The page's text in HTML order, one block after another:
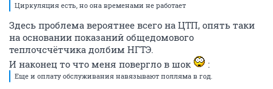
Циркуляция есть, но она временами не работает
Здесь проблема вероятнее всего на ЦТП, опять таки
на основании показаний общедомового
теплочсчётчика долбим НГТЭ.
И наконец то что меня повергло в шок
:
Еще и оплату обслуживания навязывают полляма в год.